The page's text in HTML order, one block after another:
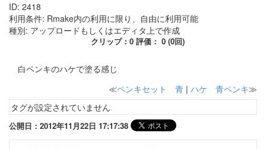
ID: 2418
利用条件: Rmake内の利用に限り、自由に利用可能
種別: アップロードもしくはエディタ上で作成
クリップ：0 評価： 0 (0回)
白ペンキのハケで塗る感じ
≪ペンキセット 青 | ハケ 青ペンキ≫
タグが設定されていません
公開日：2012年11月22日 17:17:38